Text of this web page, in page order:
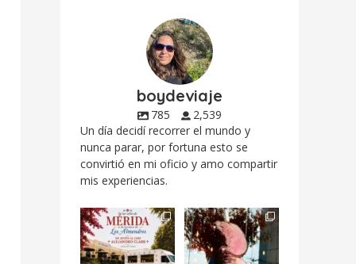
boydeviaje
785
2,539
Un día decidí recorrer el mundo y
nunca parar, por fortuna esto se
convirtió en mi oficio y amo compartir
mis experiencias.
Siempre me mueven
las causas y comer
con causa es...
12 0
Fuimos a celebrar a
mis dos #mamás
más cercanas mi...
17 0